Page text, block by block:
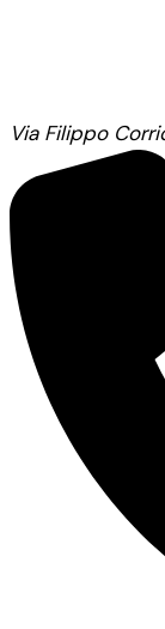
Via Filippo